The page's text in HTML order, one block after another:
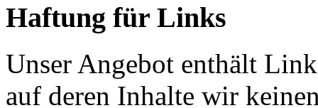
Haftung für Links
Unser Angebot enthält
auf deren Inhalte wir